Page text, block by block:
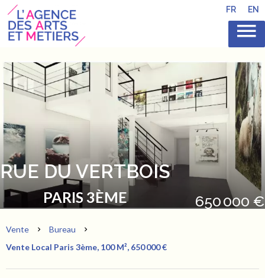
FR EN
RUE DU VERTBOIS
PARIS 3ÈME 650 000 €
Vente
Bureau
Vente Local Paris 3ème, 100 M², 650 000 €